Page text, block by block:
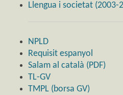
Llengua i societat (2003-
NPLD
Requisit espanyol
Salam al català (PDF)
TL-GV
TMPL (borsa GV)